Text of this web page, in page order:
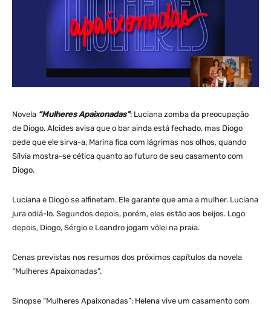
Novela “Mulheres Apaixonadas”: Luciana zomba da preocupação
de Diogo. Alcides avisa que o bar ainda está fechado, mas Diogo
pede que ele sirva-a. Marina fica com lágrimas nos olhos, quando
Sílvia mostra-se cética quanto ao futuro de seu casamento com
Diogo.
Luciana e Diogo se alfinetam. Ele garante que ama a mulher. Luciana
jura odiá-lo. Segundos depois, porém, eles estão aos beijos. Logo
depois, Diogo, Sérgio e Leandro jogam vôlei na praia.
Cenas previstas nos resumos dos próximos capítulos da novela
“Mulheres Apaixonadas”.
Sinopse “Mulheres Apaixonadas”: Helena vive um casamento com